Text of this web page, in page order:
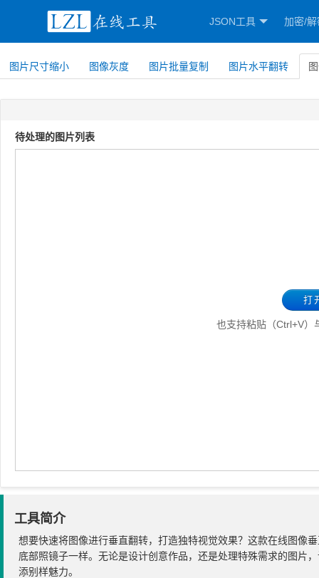
JSON工具 加密/解
图片尺寸缩小 图像灰度 图片批量复制 图片水平翻转
待处理的图片列表
打
也支持粘贴（Ctrl+V）
工具简介
想要快速将图像进行垂直翻转，打造独特视觉效果？这款在线图像
底部照镜子一样。无论是设计创意作品，还是处理特殊需求的图片
添别样魅力。